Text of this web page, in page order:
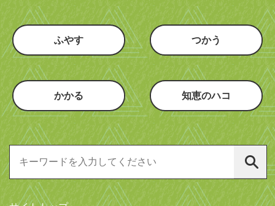
ふやす つかう
かかる 知恵のハコ